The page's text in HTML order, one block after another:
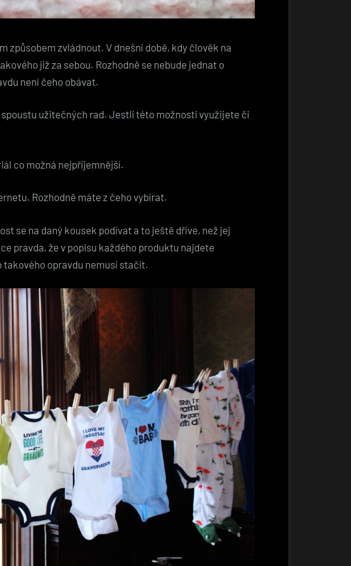
způsobem zvládnout. V dnešní době, kdy člověk na
již za sebou. Rozhodně se nebude jednat o
není čeho obávat.
užitečných rad. Jestli této možnosti využijete či
co možná nejpříjemnější.
Rozhodně máte z čeho vybírat.
se na daný kousek podívat a to ještě dříve, než jej
pravda, že v popisu každého produktu najdete
opravdu nemusí stačit.